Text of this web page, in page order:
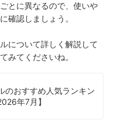
とに異なるので、使いや
確認しましょう。
について詳しく解説して
みてくださいね。
のおすすめ人気ランキン
年7月】